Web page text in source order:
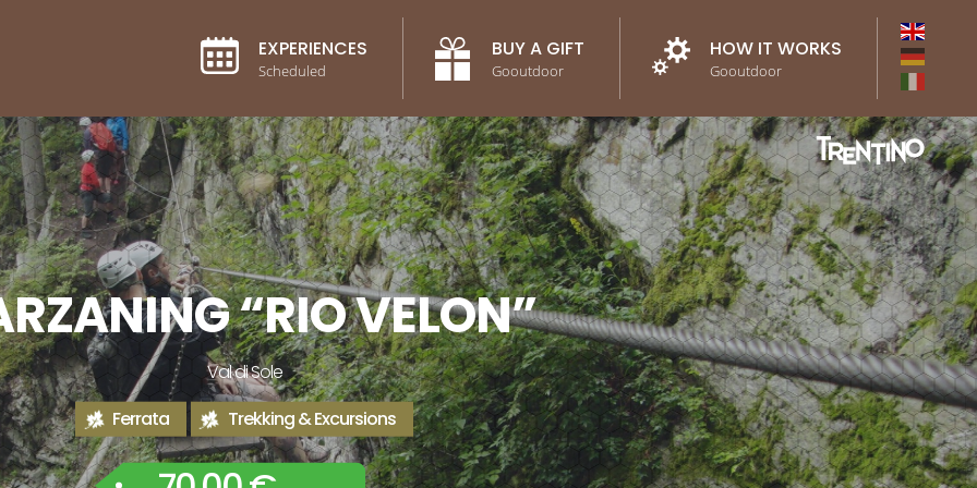
EXPERIENCES
Scheduled
BUY A GIFT
Gooutdoor
HOW IT WORKS
Gooutdoor
“RIO VELON”
Val di Sole
Ferrata
Trekking & Excursions